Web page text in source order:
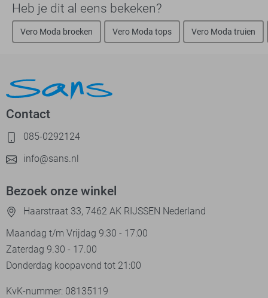
Heb je dit al eens bekeken?
Vero Moda broeken Vero Moda tops Vero Moda truien
Contact
085-0292124
info@sans.nl
Bezoek onze winkel
Haarstraat 33, 7462 AK RIJSSEN Nederland
Maandag t/m Vrijdag 9:30 - 17:00
Zaterdag 9.30 - 17.00
Donderdag koopavond tot 21:00
KvK-nummer: 08135119